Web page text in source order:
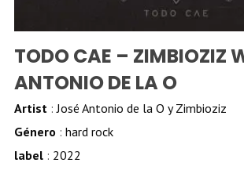
TODO CAE – ZIMBIOZIZ
ANTONIO DE LA O
Artist:José Antonio de la O y Zimbioziz
Género : hard rock
label: 2022